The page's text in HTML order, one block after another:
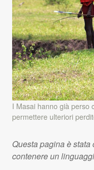
I Masai hanno già perso
permettere ulteriori
Questa pagina è
contenere un